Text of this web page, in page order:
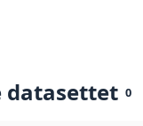
datasettet 0